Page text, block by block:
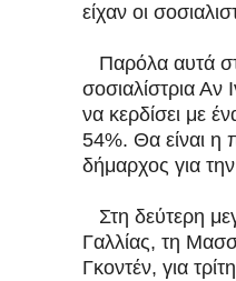
είχαν οι
Παρόλα αυτά
σοσιαλίστρια Αν
να κερδίσει με
54%. Θα είναι η
δήμαρχος για
Στη δεύτερη
Γαλλίας, τη
Γκοντέν, για